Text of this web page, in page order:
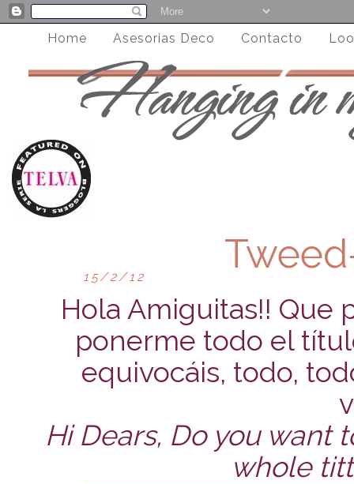
Home Asesorias Deco Contacto
15/2/12
Hola Amiguitas!! Que
ponerme todo el
equivocáis, todo,
Hi Dears, Do you want
whole